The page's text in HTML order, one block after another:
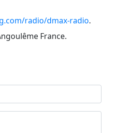
radio/dmax-radio.
France.